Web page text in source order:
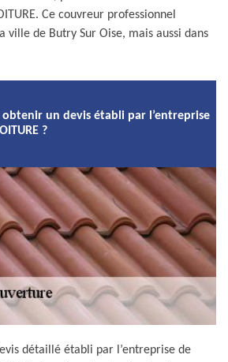
Ce couvreur professionnel
ville de Butry Sur Oise, mais aussi dans
un devis établi par l’entreprise
?
détaillé établi par l’entreprise de